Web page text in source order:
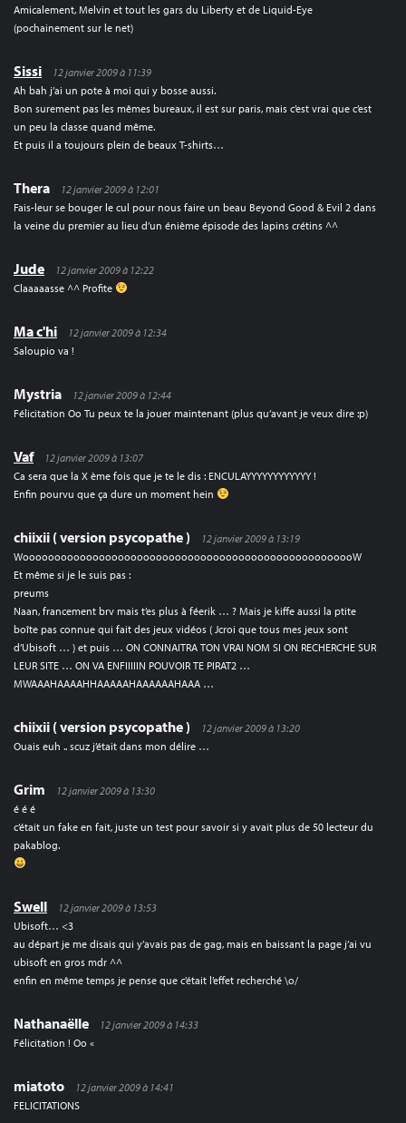
Amicalement, Melvin et tout les gars du Liberty et de Liquid-Eye
(pochainement sur le net)
Sissi
12 janvier 2009 à 11:39
Ah bah j’ai un pote à moi qui y bosse aussi.
Bon surement pas les mêmes bureaux, il est sur paris, mais c’est vrai que c’est
un peu la classe quand même.
Et puis il a toujours plein de beaux T-shirts…
Thera
12 janvier 2009 à 12:01
Fais-leur se bouger le cul pour nous faire un beau Beyond Good & Evil 2 dans
la veine du premier au lieu d’un énième épisode des lapins crétins ^^
Jude
12 janvier 2009 à 12:22
Claaaaasse ^^ Profite
Ma c'hi
12 janvier 2009 à 12:34
Saloupio va !
Mystria
12 janvier 2009 à 12:44
Félicitation Oo Tu peux te la jouer maintenant (plus qu’avant je veux dire :p)
Vaf
12 janvier 2009 à 13:07
Ca sera que la X ème fois que je te le dis : ENCULAYYYYYYYYYYYY !
Enfin pourvu que ça dure un moment hein
chiixii ( version psycopathe )
12 janvier 2009 à 13:19
WooooooooooooooooooooooooooooooooooooooooooooooooooooW
Et même si je le suis pas :
preums
Naan, francement brv mais t’es plus à féerik … ? Mais je kiffe aussi la ptite
boîte pas connue qui fait des jeux vidéos ( Jcroi que tous mes jeux sont
d’Ubisoft … ) et puis … ON CONNAITRA TON VRAI NOM SI ON RECHERCHE SUR
LEUR SITE … ON VA ENFIIIIIN POUVOIR TE PIRAT2 …
MWAAAHAAAAHHAAAAAHAAAAAAHAAA …
chiixii ( version psycopathe )
12 janvier 2009 à 13:20
Ouais euh .. scuz j’était dans mon délire …
Grim
12 janvier 2009 à 13:30
é é é
c’était un fake en fait, juste un test pour savoir si y avait plus de 50 lecteur du
pakablog.
Swell
12 janvier 2009 à 13:53
Ubisoft… <3
au départ je me disais qui y’avais pas de gag, mais en baissant la page j’ai vu
ubisoft en gros mdr ^^
enfin en même temps je pense que c’était l’effet recherché \o/
Nathanaëlle
12 janvier 2009 à 14:33
Félicitation ! Oo «
miatoto
12 janvier 2009 à 14:41
FELICITATIONS